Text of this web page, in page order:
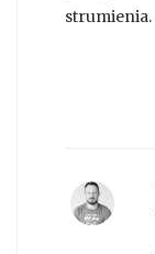
strumienia.